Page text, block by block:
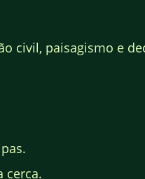
civil, paisagismo e
cerca.